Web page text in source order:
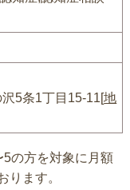
5条1丁目15-11[地
5の方を対象に月額
ります。